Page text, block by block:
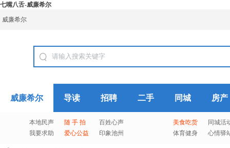
七嘴八舌-威廉希尔
威廉希尔
威廉希尔 导读 招聘 二手 同城 房产
本地民声 随 手 拍
百姓心声
我要求助
爱心公益 印象池州
美食吃货
同城活
体育健身
心情驿